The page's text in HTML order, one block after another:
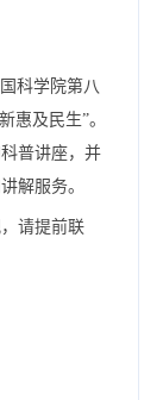
科学院第八
惠及民生”。
普讲座，并
讲解服务。
请提前联